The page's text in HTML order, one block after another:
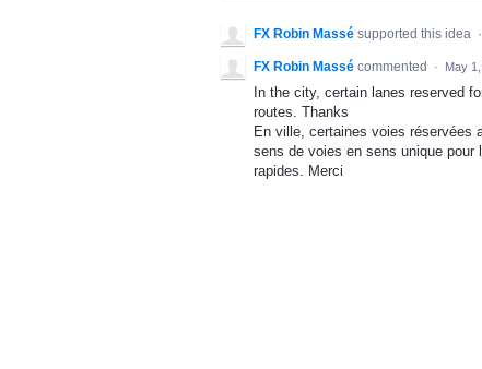
FX Robin Massé supported this idea ·
FX Robin Massé commented · May
In the city, certain lanes reserved
routes. Thanks
En ville, certaines voies réservées
sens de voies en sens unique pour
rapides. Merci